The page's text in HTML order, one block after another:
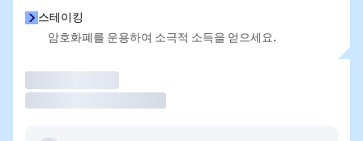
스테이킹
암호화폐를 운용하여 소극적 소득을 얻으세요.